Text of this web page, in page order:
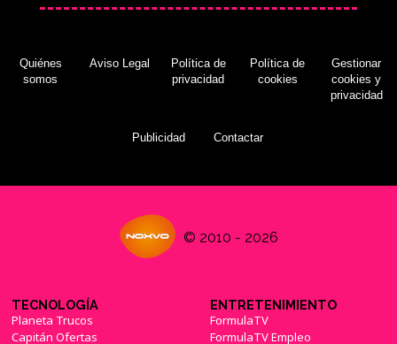
Quiénes
somos
Aviso Legal
Política de
privacidad
Política de
cookies
Gestionar
cookies y
privacidad
Publicidad Contactar
© 2010 - 2026
TECNOLOGÍA
Planeta Trucos
Capitán Ofertas
ENTRETENIMIENTO
FormulaTV
FormulaTV Empleo